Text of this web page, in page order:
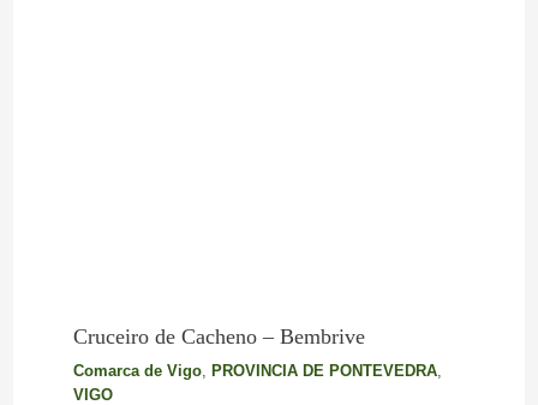
Cruceiro de Cacheno – Bembrive
Comarca de Vigo, PROVINCIA DE PONTEVEDRA,
VIGO